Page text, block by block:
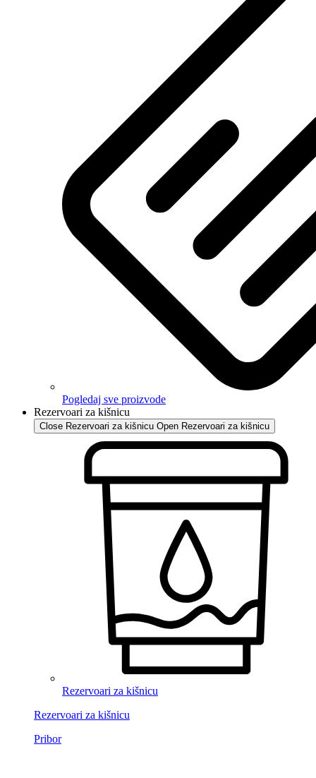
Pogledaj sve proizvode
Rezervoari za kišnicu
Close Rezervoari za kišnicu Open Rezervoari za kišnicu
Rezervoari za kišnicu
Rezervoari za kišnicu
Pribor